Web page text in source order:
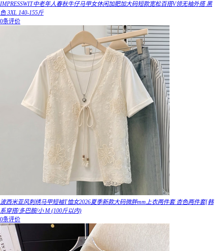
IMPRESSWIT中老年人春秋牛仔马甲女休闲加肥加大码短款宽松百搭V领无袖外搭 黑
色 3XL 140-155斤
0条评价
波西米亚风刺绣马甲短袖T恤女2026夏季新款大码微胖mm上衣两件套 杏色两件套[韩
系穿搭/多巴胺/小 M (100斤以内)
0条评价